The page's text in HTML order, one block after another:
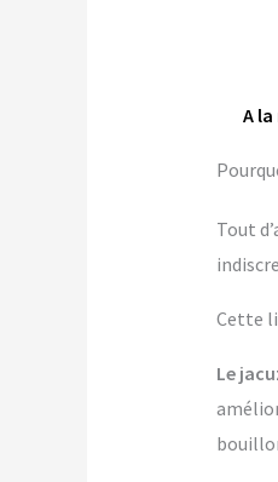
A
Tout
Cette
Le